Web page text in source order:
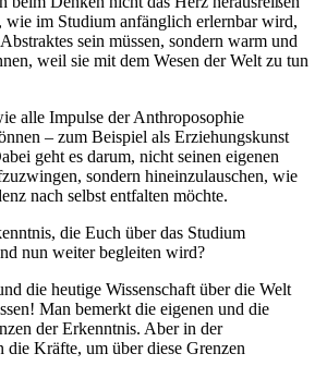
wie im Studium anfänglich erlernbar wird,
sein müssen, sondern warm und
weil sie mit dem Wesen der Welt zu tun
alle Impulse der Anthroposophie
– zum Beispiel als Erziehungskunst
geht es darum, nicht seinen eigenen
sondern hineinzulauschen, wie
nach selbst entfalten möchte.
die Euch über das Studium
nun weiter begleiten wird?
die heutige Wissenschaft über die Welt
Man bemerkt die eigenen und die
der Erkenntnis. Aber in der
die Kräfte, um über diese Grenzen